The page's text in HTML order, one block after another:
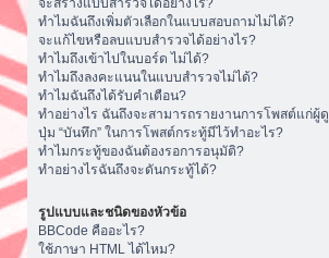
จะสร้างแบบสำรวจได้อย่างไร?
ทำไมฉันถึงเพิ่มตัวเลือกในแบบสอบถามไม่ได้?
จะแก้ไขหรือลบแบบสำรวจได้อย่างไร?
ทำไมถึงเข้าไปในบอร์ด ไม่ได้?
ทำไมถึงลงคะแนนในแบบสำรวจไม่ได้?
ทำไมฉันถึงได้รับคำเตือน?
ทำอย่างไร ฉันถึงจะสามารถรายงานการโพสต์แก่ผู้
ปุ่ม “บันทึก” ในการโพสต์กระทู้มีไว้ทำอะไร?
ทำไมกระทู้ของฉันต้องรอการอนุมัติ?
ทำอย่างไรฉันถึงจะดันกระทู้ได้?
รูปแบบและชนิดของหัวข้อ
BBCode คืออะไร?
ใช้ภาษา HTML ได้ไหม?